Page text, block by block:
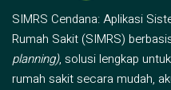
SIMRS Cendana: Aplikasi
Rumah Sakit (SIMRS)
planning), solusi lengkap
rumah sakit secara mudah,